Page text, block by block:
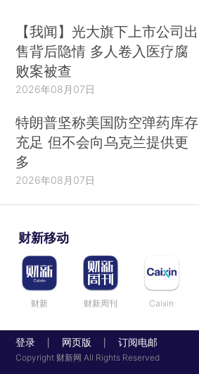
【我闻】光大旗下上市公司出
售背后隐情 多人卷入医疗腐
败案被查
2026年08月07日
特朗普坚称美国防空弹药库存
充足 但不会向乌克兰提供更
多
2026年08月07日
财新移动
财新 财新周刊 Caixin
登录 网页版 订阅电邮
Copyright 财新网 All Rights Reserved